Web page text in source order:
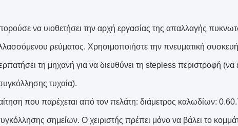
να υιοθετήσει την αρχή εργασίας της απαλλαγής
ρεύματος. Χρησιμοποιήστε την πνευματική συσκευή
τη μηχανή για να διευθύνει τη stepless περιστροφή (να
τυχαία).
που παρέχεται από τον πελάτη: διάμετρος καλωδίων:
σημείων. Ο χειριστής πρέπει μόνο να βάλει το